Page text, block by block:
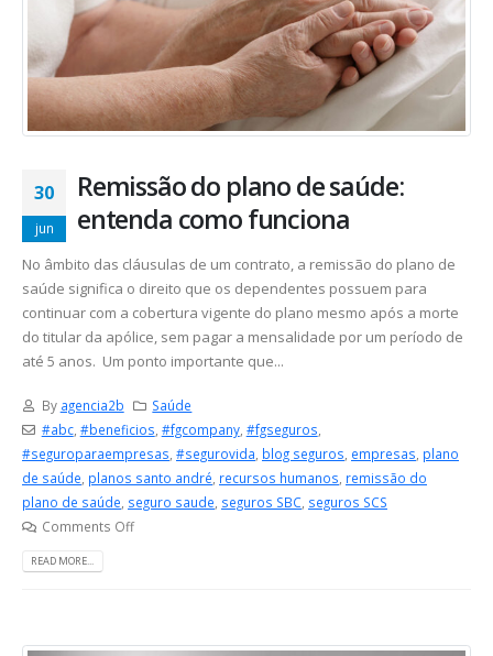
30
jun
Remissão do plano de saúde:
entenda como funciona
No âmbito das cláusulas de um contrato, a remissão do plano de
saúde significa o direito que os dependentes possuem para
continuar com a cobertura vigente do plano mesmo após a morte
do titular da apólice, sem pagar a mensalidade por um período de
até 5 anos. Um ponto importante que...
By agencia2b
Saúde
#abc, #beneficios, #fgcompany, #fgseguros,
#seguroparaempresas, #segurovida, blog seguros, empresas, plano
de saúde, planos santo andré, recursos humanos, remissão do
plano de saúde, seguro saude, seguros SBC, seguros SCS
Comments Off
READ MORE...